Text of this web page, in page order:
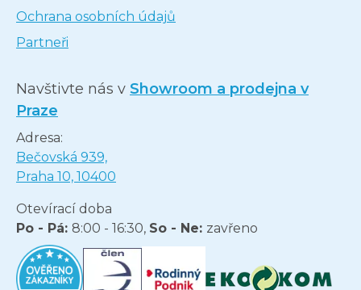
Ochrana osobních údajů
Partneři
Navštivte nás v Showroom a prodejna v
Praze
Adresa:
Bečovská 939,
Praha 10, 10400
Otevírací doba
Po - Pá: 8:00 - 16:30, So - Ne: zavřeno